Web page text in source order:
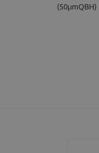
(50μmQBH)